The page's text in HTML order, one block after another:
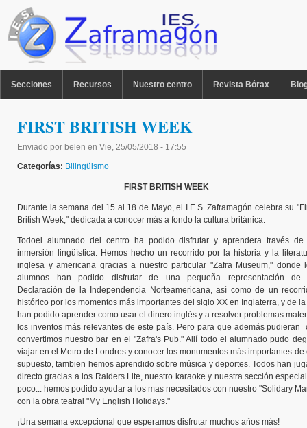
Pasar al contenido principal
Secciones Recursos Nuestro centro Revista Bórax
FIRST BRITISH WEEK
Enviado por belen en Vie, 25/05/2018 - 17:55
Categorías: Bilingüismo
FIRST BRITISH WEEK
Durante la semana del 15 al 18 de Mayo, el I.E.S. Zaframagón celebra su
British Week," dedicada a conocer más a fondo la cultura británica.
Todoel alumnado del centro ha podido disfrutar y aprendera través de
inmersión lingüística. Hemos hecho un recorrido por la historia y la
inglesa y americana gracias a nuestro particular "Zafra Museum," donde
alumnos han podido disfrutar de una pequeña representación de
Declaración de la Independencia Norteamericana, así como de un
histórico por los momentos más importantes del siglo XX en Inglaterra, y de
han podido aprender como usar el dinero inglés y a resolver problemas
los inventos más relevantes de este país. Pero para que además
convertimos nuestro bar en el "Zafra's Pub." Allí todo el alumnado pudo
viajar en el Metro de Londres y conocer los monumentos más importantes
supuesto, tambien hemos aprendido sobre música y deportes. Todos han
directo gracias a los Raiders Lite, nuestro karaoke y nuestra sección
poco... hemos podido ayudar a los mas necesitados con nuestro "Solidary
con la obra teatral "My English Holidays."
¡Una semana excepcional que esperamos disfrutar muchos años más!